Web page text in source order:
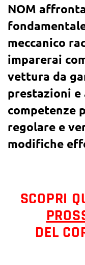
NOM
meccanico
imparerai
vettura da
prestazioni e
competenze
regolare e
modifiche
SCOPRI
DEL